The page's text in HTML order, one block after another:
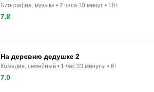
Биография, музыка 2 часа 10 минут 18+
7.8
На деревню дедушке 2
Комедия, семейный 1 час 33 минуты 6+
7.0